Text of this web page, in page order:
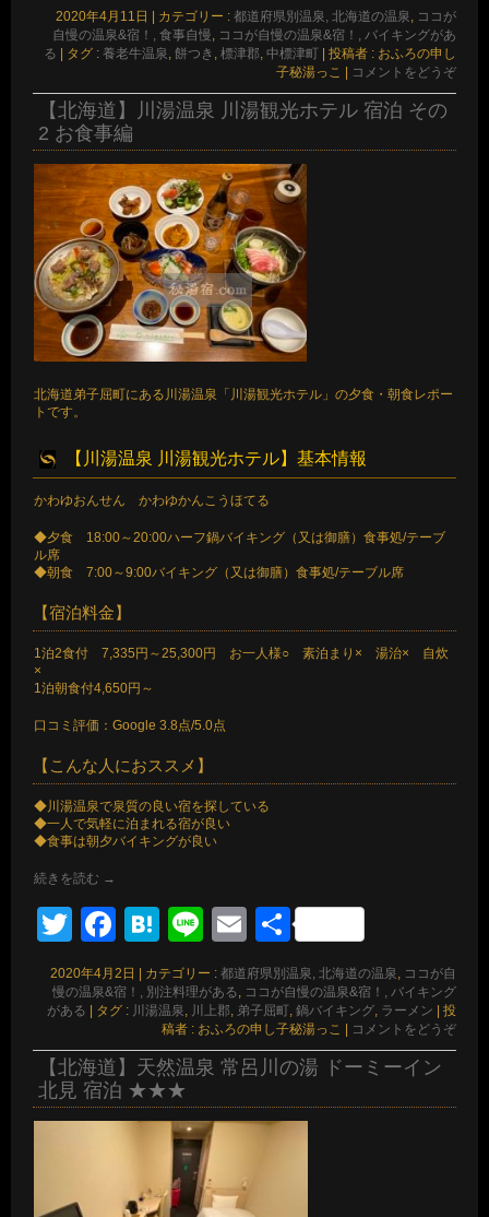
2020年4月11日 カテゴリー : 都道府県別温泉, 北海道の温泉, ココが
自慢の温泉&宿！, 食事自慢, ココが自慢の温泉&宿！, バイキングがあ
る
タグ : 養老牛温泉, 餅つき , 標津郡, 中標津町
投稿者 : おふろの申し
子秘湯っこ
コメントをどうぞ
【北海道】川湯温泉 川湯観光ホテル 宿泊 その
2 お食事編
北海道弟子屈町にある川湯温泉「川湯観光ホテル」の夕食・朝食レポー
トです。
【川湯温泉 川湯観光ホテル】基本情報
かわゆおんせん かわゆかんこうほてる
◆夕食 18:00～20:00ハーフ鍋バイキング（又は御膳）食事処/テーブ
ル席
◆朝食 7:00～9:00バイキング（又は御膳）食事処/テーブル席
【宿泊料金】
1泊2食付 7,335円～25,300円 お一人様○ 素泊まり× 湯治× 自炊
×
1泊朝食付4,650円～
口コミ評価：Google 3.8点/5.0点
【こんな人におススメ】
◆川湯温泉で泉質の良い宿を探している
◆一人で気軽に泊まれる宿が良い
◆食事は朝夕バイキングが良い
続きを読む →
TwitterFacebook
Hatena
LineEmail
共
有
2020年4月2日 カテゴリー : 都道府県別温泉, 北海道の温泉, ココが自
慢の温泉&宿！, 別注料理がある, ココが自慢の温泉&宿！, バイキング
がある
タグ : 川湯温泉, 川上郡, 弟子屈町, 鍋バイキング, ラーメン
投
稿者 : おふろの申し子秘湯っこ
コメントをどうぞ
【北海道】天然温泉 常呂川の湯 ドーミーイン
北見 宿泊 ★★★